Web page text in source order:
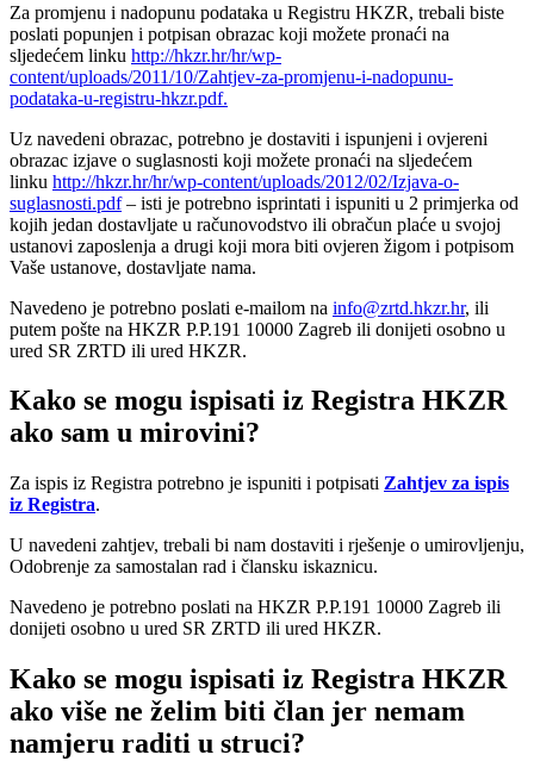
Za promjenu i nadopunu podataka u Registru HKZR, trebali biste
poslati popunjen i potpisan obrazac koji možete pronaći na
sljedećem linku http://hkzr.hr/hr/wp-
content/uploads/2011/10/Zahtjev-za-promjenu-i-nadopunu-
podataka-u-registru-hkzr.pdf.
Uz navedeni obrazac, potrebno je dostaviti i ispunjeni i ovjereni
obrazac izjave o suglasnosti koji možete pronaći na sljedećem
linku http://hkzr.hr/hr/wp-content/uploads/2012/02/Izjava-o-
suglasnosti.pdf– isti je potrebno isprintati i ispuniti u 2 primjerka od
kojih jedan dostavljate u računovodstvo ili obračun plaće u svojoj
ustanovi zaposlenja a drugi koji mora biti ovjeren žigom i potpisom
Vaše ustanove, dostavljate nama.
Navedeno je potrebno poslati e-mailom na info@zrtd.hkzr.hr, ili
putem pošte na HKZR P.P.191 10000 Zagreb ili donijeti osobno u
ured SR ZRTD ili ured HKZR.
Kako se mogu ispisati iz Registra HKZR
ako sam u mirovini?
Za ispis iz Registra potrebno je ispuniti i potpisati Zahtjev za ispis
iz Registra.
U navedeni zahtjev, trebali bi nam dostaviti i rješenje o umirovljenju,
Odobrenje za samostalan rad i člansku iskaznicu.
Navedeno je potrebno poslati na HKZR P.P.191 10000 Zagreb ili
donijeti osobno u ured SR ZRTD ili ured HKZR.
Kako se mogu ispisati iz Registra HKZR
ako više ne želim biti član jer nemam
namjeru raditi u struci?